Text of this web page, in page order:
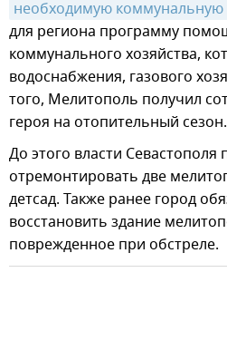
необходимую коммунальную
для региона программу
коммунального хозяйства,
водоснабжения, газового
того, Мелитополь получил
героя на отопительный сезон.
До этого власти Севастополя
отремонтировать две
детсад. Также ранее город
восстановить здание
поврежденное при обстреле.